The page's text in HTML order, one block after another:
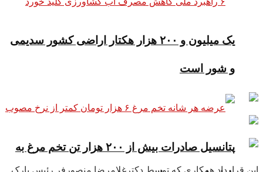
یک میلیون و ۲۰۰ هزار هکتار اراضی کشور سدیمی
و شور است
پتانسیل صادرات بیش از ۲۰۰ هزار تن تخم مرغ به
این قرارداد همکاری که توسط دکترغلامرضا منصورفر رئیس پارک